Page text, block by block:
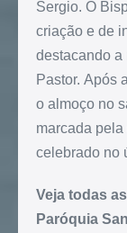
Sergio. O
criação e de
destacando a
Pastor. Após
o almoço no
marcada
celebrado no
Veja todas
Paróquia